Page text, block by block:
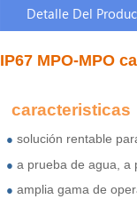
Detalle Del
IP67 MPO-MPO
caracteristicas
●solución rentable
●a prueba de agua, a
●amplia gama de